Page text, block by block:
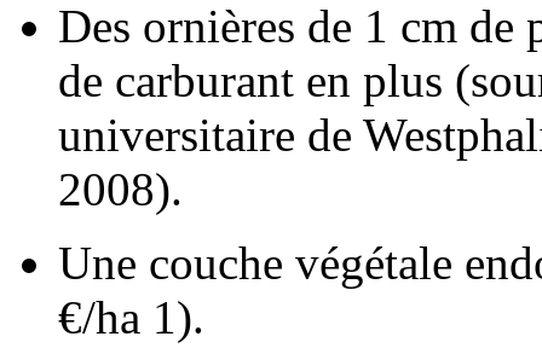
Des ornières de 1 cm de
de carburant en plus
universitaire de
2008).
Une couche végétale
€/ha 1).